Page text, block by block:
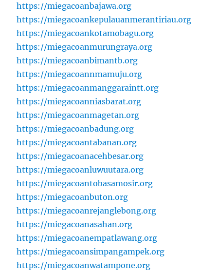
https://miegacoanbajawa.org
https://miegacoankepulauanmerantiriau.org
https://miegacoankotamobagu.org
https://miegacoanmurungraya.org
https://miegacoanbimantb.org
https://miegacoannmamuju.org
https://miegacoanmanggaraintt.org
https://miegacoanniasbarat.org
https://miegacoanmagetan.org
https://miegacoanbadung.org
https://miegacoantabanan.org
https://miegacoanacehbesar.org
https://miegacoanluwuutara.org
https://miegacoantobasamosir.org
https://miegacoanbuton.org
https://miegacoanrejanglebong.org
https://miegacoanasahan.org
https://miegacoanempatlawang.org
https://miegacoansimpangampek.org
https://miegacoanwatampone.org